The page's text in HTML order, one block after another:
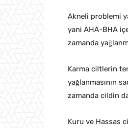
Akneli problemi
yani AHA-BHA
zamanda
Karma ciltlerin
yağlanmasının
zamanda cildin
Kuru ve Hassas